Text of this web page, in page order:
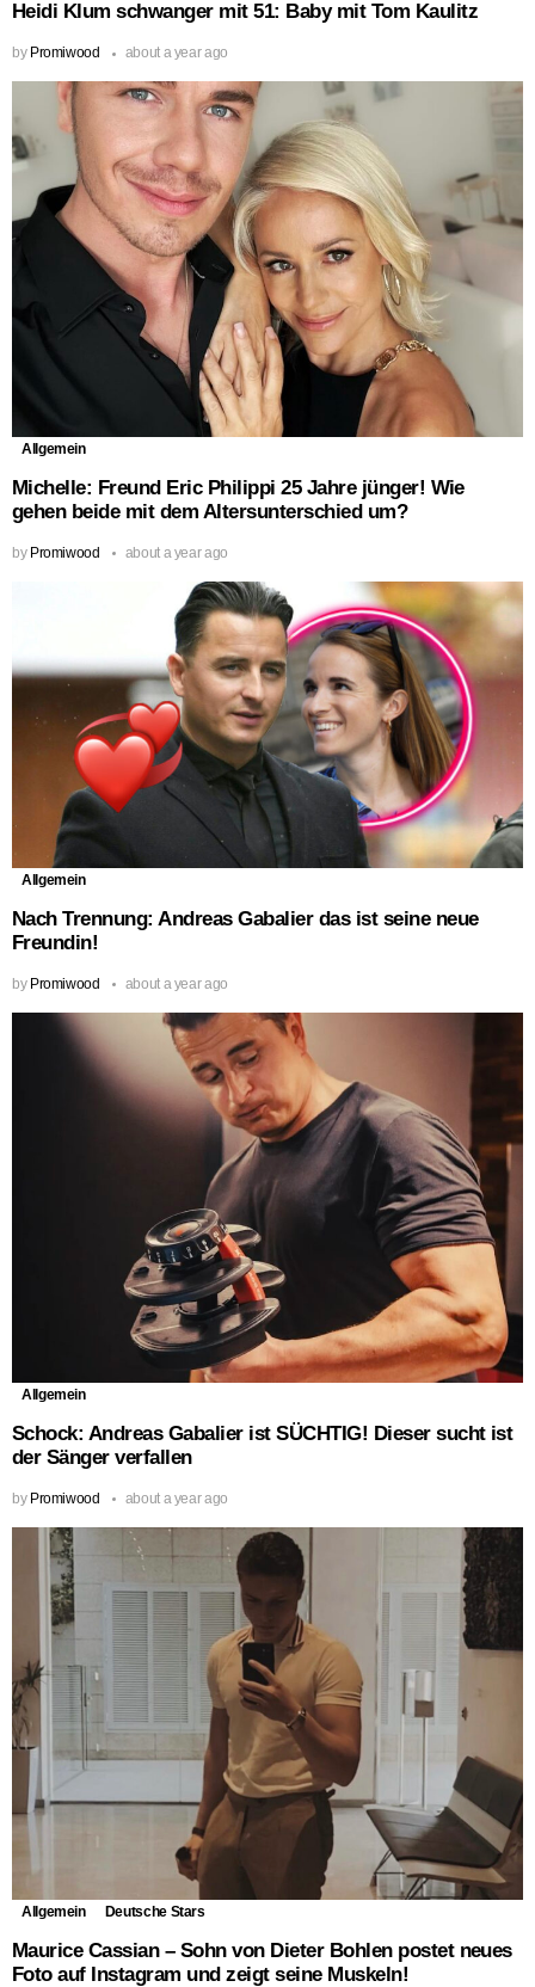
Heidi Klum schwanger mit 51: Baby mit Tom Kaulitz
by Promiwood about a year ago
Allgemein
Michelle: Freund Eric Philippi 25 Jahre jünger! Wie
gehen beide mit dem Altersunterschied um?
by Promiwood about a year ago
Allgemein
Nach Trennung: Andreas Gabalier das ist seine neue
Freundin!
by Promiwood about a year ago
Allgemein
Schock: Andreas Gabalier ist SÜCHTIG! Dieser sucht ist
der Sänger verfallen
by Promiwood about a year ago
Allgemein Deutsche Stars
Maurice Cassian – Sohn von Dieter Bohlen postet neues
Foto auf Instagram und zeigt seine Muskeln!